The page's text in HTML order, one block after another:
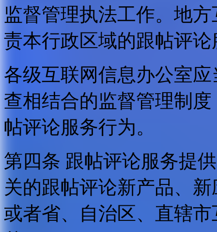
监督管理执法工作。地
责本行政区域的跟帖评
各级互联网信息办公室
查相结合的监督管理制
帖评论服务行为。
第四条 跟帖评论服务提
关的跟帖评论新产品、
或者省、自治区、直辖